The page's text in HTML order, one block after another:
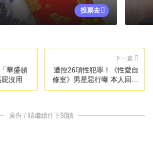
投票去
華盛頓
沒用
下一篇
遭控26項性犯罪！《性愛自
修室》男星惡行曝 本人回應
了
廣告 / 請繼續往下閱讀